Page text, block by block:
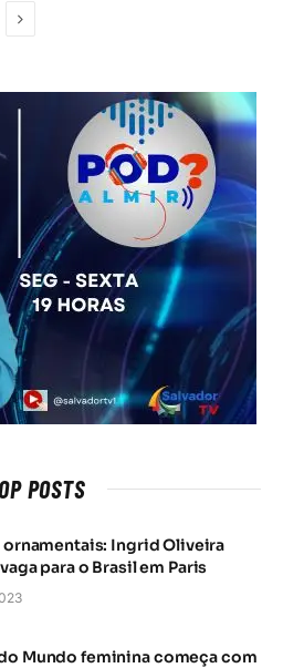
Próximo
POSTS
ornamentais: Ingrid Oliveira
para o Brasil em Paris
Mundo feminina começa com